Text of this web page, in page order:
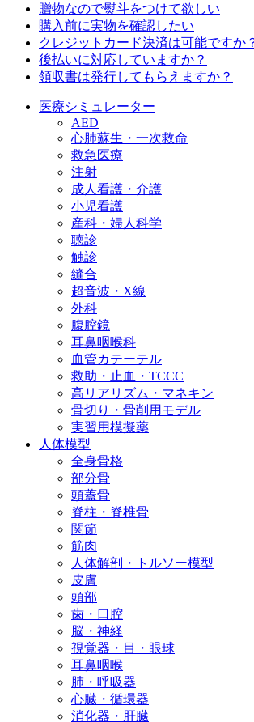
贈物なので熨斗をつけて欲しい
購入前に実物を確認したい
クレジットカード決済は可能ですか
後払いに対応していますか？
領収書は発行してもらえますか？
医療シミュレーター
AED
心肺蘇生・一次救命
救急医療
注射
成人看護・介護
小児看護
産科・婦人科学
聴診
触診
縫合
超音波・X線
外科
腹腔鏡
耳鼻咽喉科
血管カテーテル
救助・止血・TCCC
高リアリズム・マネキン
骨切り・骨削用モデル
実習用模擬薬
人体模型
全身骨格
部分骨
頭蓋骨
脊柱・脊椎骨
関節
筋肉
人体解剖・トルソー模型
皮膚
頭部
歯・口腔
脳・神経
視覚器・目・眼球
耳鼻咽喉
肺・呼吸器
心臓・循環器
消化器・肝臓